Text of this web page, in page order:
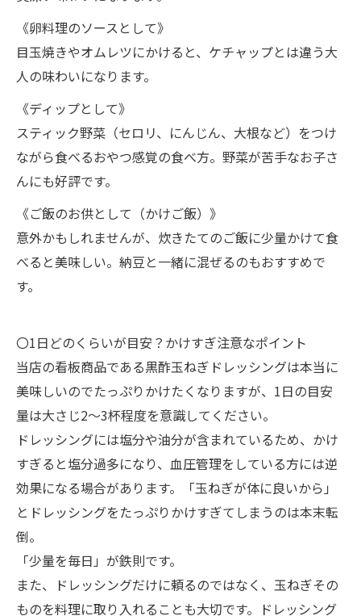
《卵料理のソースとして》
目玉焼きやオムレツにかけると、ケチャップとは違う大
人の味わいになります。
《ディップとして》
スティック野菜（セロリ、にんじん、大根など）をつけ
ながら食べるおやつ感覚の食べ方。野菜が苦手なお子さ
んにも好評です。
《ご飯のお供として（かけご飯）》
意外かもしれませんが、炊きたてのご飯に少量かけて食
べると美味しい。納豆と一緒に混ぜるのもおすすめで
す。
〇1日どのくらいが目安？かけすぎ注意なポイント
当店の看板商品である黒酢玉ねぎドレッシングは本当に
美味しいのでたっぷりかけたくなりますが、1日の目安
量は大さじ2～3杯程度を意識してください。
ドレッシングには塩分や油分が含まれているため、かけ
すぎると塩分過多になり、血圧管理をしている方には逆
効果になる場合があります。「玉ねぎが体に良いから」
とドレッシングをたっぷりかけすぎてしまうのは本末転
倒。
「少量を毎日」が鉄則です。
また、ドレッシングだけに頼るのではなく、玉ねぎその
ものを料理に取り入れることも大切です。ドレッシング